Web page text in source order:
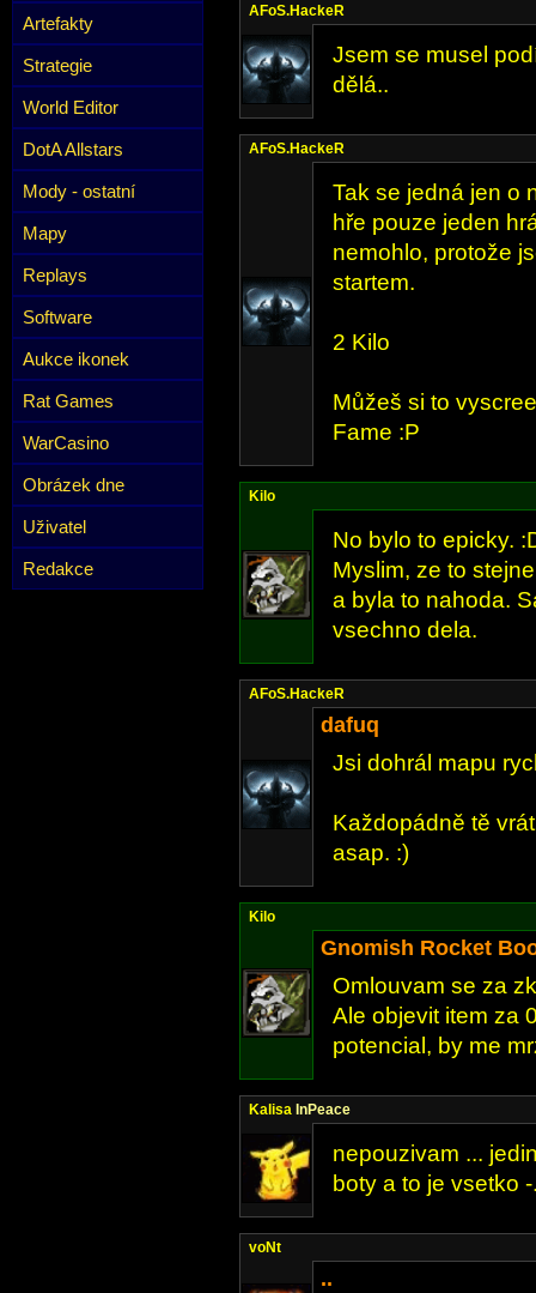
Artefakty
Strategie
World Editor
DotA Allstars
Mody - ostatní
Mapy
Replays
Software
Aukce ikonek
Rat Games
WarCasino
Obrázek dne
Uživatel
Redakce
AFoS.HackeR
Jsem se musel
dělá..
AFoS.HackeR
Tak se jedná jen o
hře pouze jeden
nemohlo, protože
startem.
2 Kilo
Můžeš si to
Fame :P
Kilo
No bylo to epicky.
Myslim, ze to
a byla to nahoda.
vsechno dela.
AFoS.HackeR
dafuq
Jsi dohrál mapu
Každopádně tě
asap. :)
Kilo
Gnomish Rocket
Omlouvam se za
Ale objevit item za
potencial, by me
Kalisa InPeace
nepouzivam ...
boty a to je vsetko -
voNt
..